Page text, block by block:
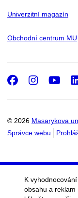
Univerzitní magazín
Obchodní centrum MU
© 2026 Masarykova
Správce webu
K
obsahu a reklam